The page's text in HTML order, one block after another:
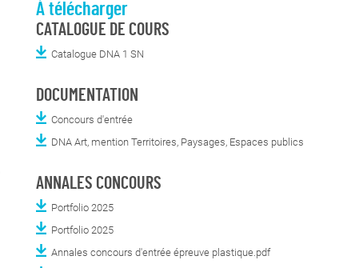
À télécharger
CATALOGUE DE COURS
Catalogue DNA 1 SN
DOCUMENTATION
Concours d'entrée
DNA Art, mention Territoires, Paysages, Espaces publics
ANNALES CONCOURS
Portfolio 2025
Portfolio 2025
Annales concours d'entrée épreuve plastique.pdf